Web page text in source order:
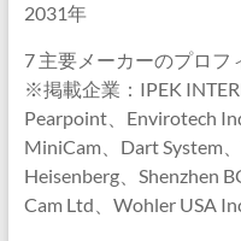
2031年
7 主要メーカーのプロフ
※掲載企業：IPEK
Pearpoint、Envirotech
MiniCam、Dart System
Heisenberg、Shenzhen
Cam Ltd、Wohler USA